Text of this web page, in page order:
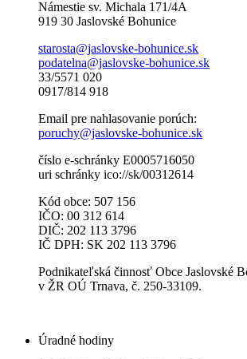
Námestie sv. Michala 171/4A
919 30 Jaslovské Bohunice
starosta@jaslovske-bohunice.sk
podatelna@jaslovske-bohunice.sk
33/5571 020
0917/814 918
Email pre nahlasovanie porúch:
poruchy@jaslovske-bohunice.sk
číslo e-schránky E0005716050
uri schránky ico://sk/00312614
Kód obce: 507 156
IČO: 00 312 614
DIČ: 202 113 3796
IČ DPH: SK 202 113 3796
Podnikateľská činnosť Obce Jaslovské
v ŽR OÚ Trnava, č. 250-33109.
Úradné hodiny